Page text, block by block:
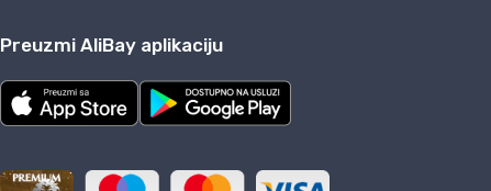
Preuzmi AliBay aplikaciju